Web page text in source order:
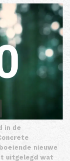
in de
nieuwe
uitgelegd wat